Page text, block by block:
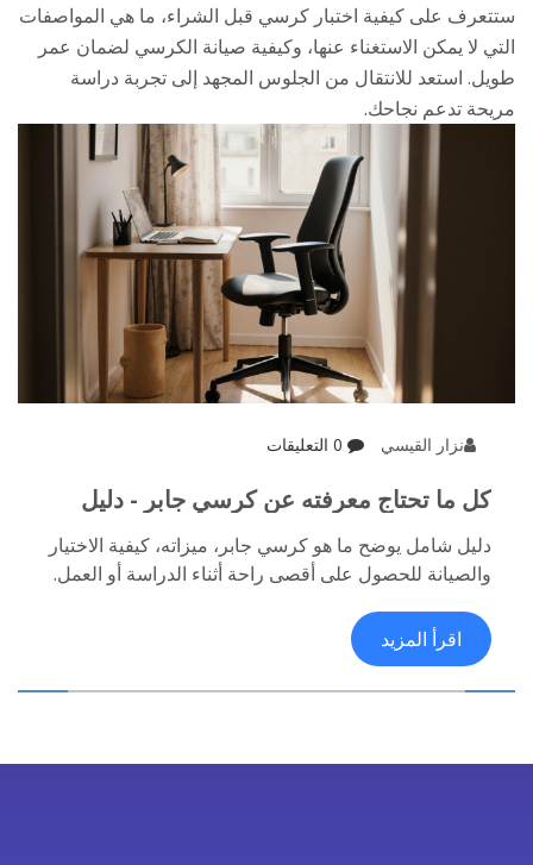
ستتعرف على كيفية اختبار كرسي قبل الشراء، ما هي المواصفات
التي لا يمكن الاستغناء عنها، وكيفية صيانة الكرسي لضمان عمر
طويل. استعد للانتقال من الجلوس المجهد إلى تجربة دراسة
مريحة تدعم نجاحك.
نزار القيسي
كل ما تحتاج معرفته عن كرسي جابر - دليل
دليل شامل يوضح ما هو كرسي جابر، ميزاته، كيفية الاختيار
والصيانة للحصول على أقصى راحة أثناء الدراسة أو العمل.
اقرأ المزيد